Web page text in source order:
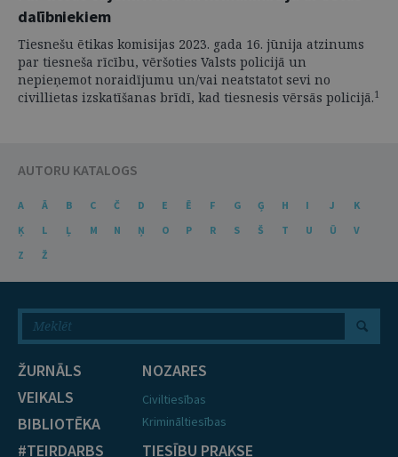
dalībniekiem
Tiesnešu ētikas komisijas 2023. gada 16. jūnija atzinums
par tiesneša rīcību, vēršoties Valsts policijā un
nepieņemot noraidījumu un/vai neatstatot sevi no
civillietas izskatīšanas brīdī, kad tiesnesis vērsās policijā.1
AUTORU KATALOGS
A Ā B C Č D E Ē F G Ģ H I J
K
Ķ
L Ļ M N Ņ O P R S Š T U Ū
V
Z
Ž
ŽURNĀLS
VEIKALS
BIBLIOTĒKA
#TEIRDARBS
NOZARES
Civiltiesības
Krimināltiesības
TIESĪBU PRAKSE